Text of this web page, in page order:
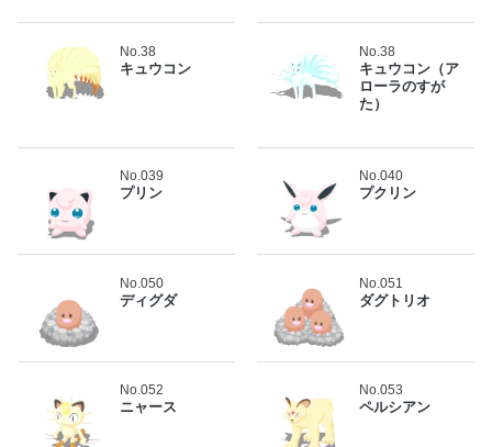
No.38
キュウコン
No.38
キュウコン（ア
ローラのすが
た）
No.039
プリン
No.040
プクリン
No.050
ディグダ
No.051
ダグトリオ
No.052
ニャース
No.053
ペルシアン